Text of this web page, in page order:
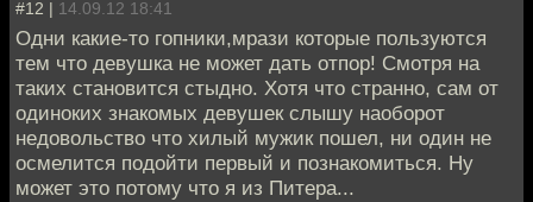
#12 | 14.09.12 18:41
Одни какие-то гопники,мрази которые пользуются
тем что девушка не может дать отпор! Смотря на
таких становится стыдно. Хотя что странно, сам от
одиноких знакомых девушек слышу наоборот
недовольство что хилый мужик пошел, ни один не
осмелится подойти первый и познакомиться. Ну
может это потому что я из Питера...